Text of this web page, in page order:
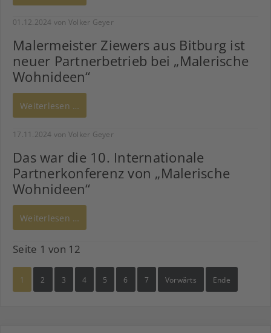
01.12.2024 von Volker Geyer
Malermeister Ziewers aus Bitburg ist
neuer Partnerbetrieb bei „Malerische
Wohnideen“
Weiterlesen …
17.11.2024 von Volker Geyer
Das war die 10. Internationale
Partnerkonferenz von „Malerische
Wohnideen“
Weiterlesen …
Seite 1 von 12
1 2 3 4 5 6 7 Vorwärts Ende